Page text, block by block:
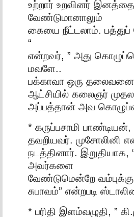
உற்றார் உறவினர்
வேண்டுமானாலும்
கையை நீட்டலாம். பத்துப்
“
என்றவர், ” அது
மவளே..
பக்காவா ஒரு
ஆட்சியில் கலைஞர்
அப்பத்தான் அவ கொழுப்பை
* கருப்பசாமி பாண்டியன்,
தவறியவர். முசோலினி
நடத்தினார்.
அவர்களை
வேண்டுமென்றே
சுபாவம்” என்றபடி
* பரிதி இளம்வழுதி, ”